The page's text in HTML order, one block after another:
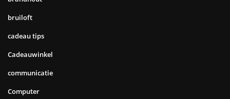
bruiloft
cadeau tips
Cadeauwinkel
communicatie
Computer